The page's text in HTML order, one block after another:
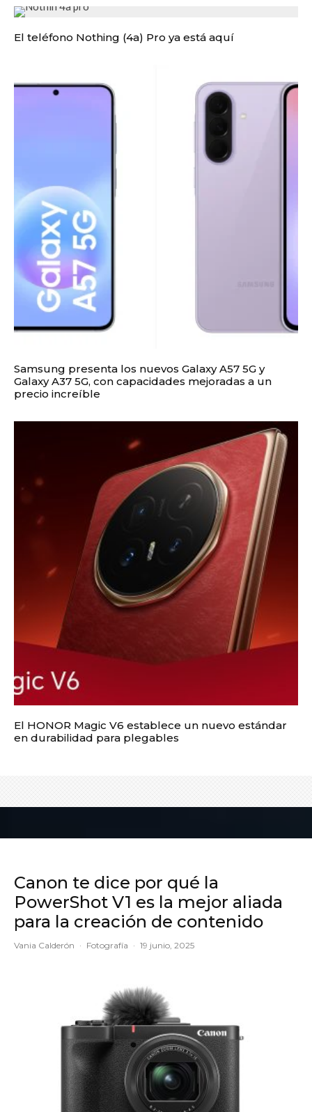
El teléfono Nothing (4a) Pro ya está aquí
Samsung presenta los nuevos Galaxy A57 5G y
Galaxy A37 5G, con capacidades mejoradas a un
precio increíble
El HONOR Magic V6 establece un nuevo estándar
en durabilidad para plegables
Canon te dice por qué la
PowerShot V1 es la mejor aliada
para la creación de contenido
Vania Calderón · Fotografía · 19 junio, 2025